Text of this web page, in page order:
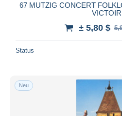
67 MUTZIG CONCERT
± 5,80 $
Status
Neu